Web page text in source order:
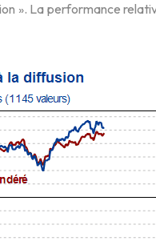
». La performance